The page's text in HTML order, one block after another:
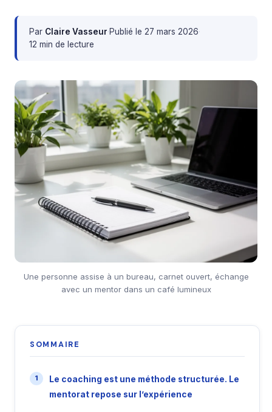
Par Claire Vasseur·Publié le 27 mars 2026·
12 min de lecture
Une personne assise à un bureau, carnet ouvert, échange
avec un mentor dans un café lumineux
SOMMAIRE
Le coaching est une méthode structurée. Le
mentorat repose sur l’expérience